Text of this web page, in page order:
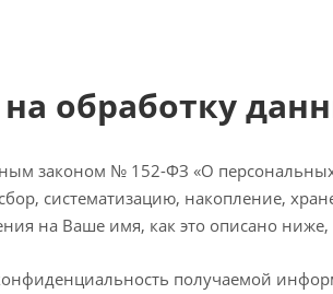
обработку
законом № 152-ФЗ «О
систематизацию, накопление,
на Ваше имя, как это описано
получаемой